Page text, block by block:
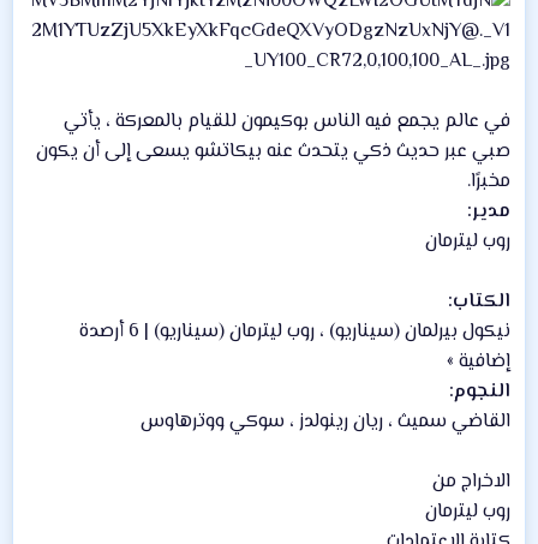
في عالم يجمع فيه الناس بوكيمون للقيام بالمعركة ، يأتي
صبي عبر حديث ذكي يتحدث عنه بيكاتشو يسعى إلى أن يكون
مخبرًا.
مدير:
روب ليترمان
الكتاب:
نيكول بيرلمان (سيناريو) ، روب ليترمان (سيناريو) | 6 أرصدة
إضافية »
النجوم:
القاضي سميث ، ريان رينولدز ، سوكي ووترهاوس
الاخراج من
روب ليترمان